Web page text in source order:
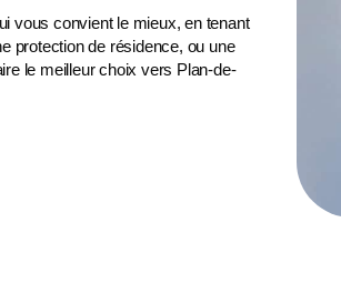
vous convient le mieux, en tenant
protection de résidence, ou une
le meilleur choix vers Plan-de-